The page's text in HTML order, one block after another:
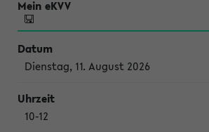
Dienstag, 11. August 2026
10-12